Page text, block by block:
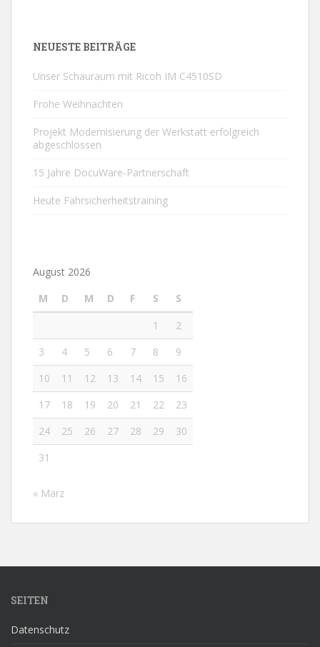
NEUESTE BEITRÄGE
Unser Schauraum mit Ricoh IM C4510SD
Frohe Weihnachten
Projekt Modernisierung der Werkstatt erfolgreich
abgeschlossen
15 Jahre DocuWare-Partnerschaft
Heute Fahrsicherheitstraining
August 2026
M
D M D F S
S
1
2
3
4 5 6 7 8
9
10
11 12 13 14 15
16
17
18 19 20 21 22
23
24
25 26 27 28 29
30
31
« März
SEITEN
Datenschutz